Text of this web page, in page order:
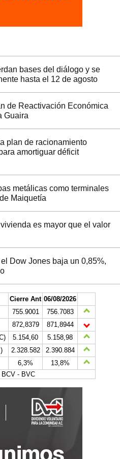
bases del diálogo y se
hasta el 12 de agosto
de Reactivación Económica
Guaira
plan de racionamiento
amortiguar déficit
metálicas como terminales
Maiquetía
es mayor que el valor
Dow Jones baja un 0,85%,
Cierre Ant 06/08/2026
755.9001
756.7083
872,8379
871,8944
5.154,60
5.158,98
2.328.582
2.390.884
6,3%
13,8%
BCV - BVC